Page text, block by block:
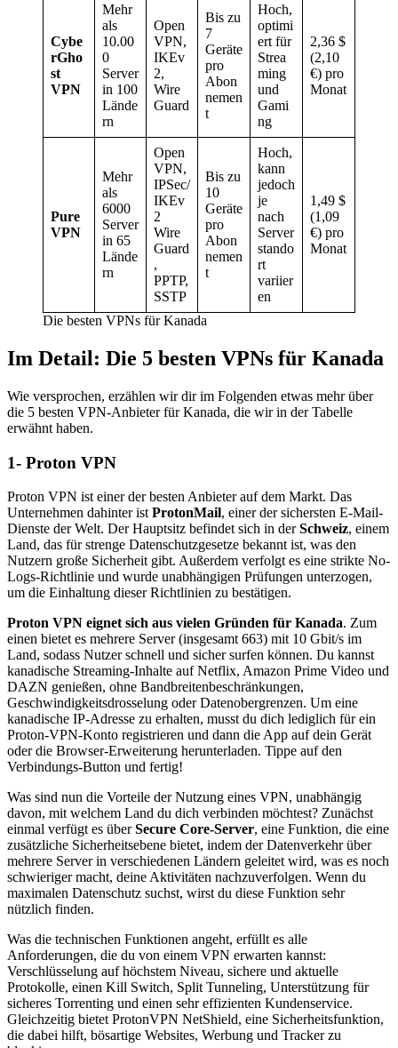
Cybe
rGho
st
VPN
Mehr
als
10.00
0
Server
in 100
Lände
rn
Open
VPN,
IKEv
2,
Wire
Guard
Bis zu
7
Geräte
pro
Abon
nemen
t
Hoch,
optimi
ert für
Strea
ming
und
Gami
ng
2,36 $
(2,10
€) pro
Monat
Pure
VPN
Mehr
als
6000
Server
in 65
Lände
rn
Open
VPN,
IPSec/
IKEv
2
Wire
Guard
,
PPTP,
SSTP
Bis zu
10
Geräte
pro
Abon
nemen
t
Hoch,
kann
jedoch
je
nach
Server
stando
rt
variier
en
1,49 $
(1,09
€) pro
Monat
Die besten VPNs für Kanada
Im Detail: Die 5 besten VPNs für Kanada
Wie versprochen, erzählen wir dir im Folgenden etwas mehr über
die 5 besten VPN-Anbieter für Kanada, die wir in der Tabelle
erwähnt haben.
1- Proton VPN
Proton VPN ist einer der besten Anbieter auf dem Markt. Das
Unternehmen dahinter ist ProtonMail, einer der sichersten E-Mail-
Dienste der Welt. Der Hauptsitz befindet sich in derSchweiz, einem
Land, das für strenge Datenschutzgesetze bekannt ist, was den
Nutzern große Sicherheit gibt. Außerdem verfolgt es eine strikte No-
Logs-Richtlinie und wurde unabhängigen Prüfungen unterzogen,
um die Einhaltung dieser Richtlinien zu bestätigen.
Proton VPN eignet sich aus vielen Gründen für Kanada. Zum
einen bietet es mehrere Server (insgesamt 663) mit 10 Gbit/s im
Land, sodass Nutzer schnell und sicher surfen können. Du kannst
kanadische Streaming-Inhalte auf Netflix, Amazon Prime Video und
DAZN genießen, ohne Bandbreitenbeschränkungen,
Geschwindigkeitsdrosselung oder Datenobergrenzen. Um eine
kanadische IP-Adresse zu erhalten, musst du dich lediglich für ein
Proton-VPN-Konto registrieren und dann die App auf dein Gerät
oder die Browser-Erweiterung herunterladen. Tippe auf den
Verbindungs-Button und fertig!
Was sind nun die Vorteile der Nutzung eines VPN, unabhängig
davon, mit welchem Land du dich verbinden möchtest? Zunächst
einmal verfügt es überSecure Core-Server, eine Funktion, die eine
zusätzliche Sicherheitsebene bietet, indem der Datenverkehr über
mehrere Server in verschiedenen Ländern geleitet wird, was es noch
schwieriger macht, deine Aktivitäten nachzuverfolgen. Wenn du
maximalen Datenschutz suchst, wirst du diese Funktion sehr
nützlich finden.
Was die technischen Funktionen angeht, erfüllt es alle
Anforderungen, die du von einem VPN erwarten kannst:
Verschlüsselung auf höchstem Niveau, sichere und aktuelle
Protokolle, einen Kill Switch, Split Tunneling, Unterstützung für
sicheres Torrenting und einen sehr effizienten Kundenservice.
Gleichzeitig bietet ProtonVPN NetShield, eine Sicherheitsfunktion,
die dabei hilft, bösartige Websites, Werbung und Tracker zu